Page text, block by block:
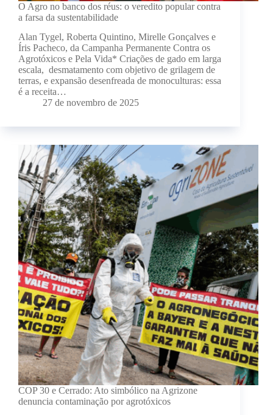
O Agro no banco dos réus: o veredito popular contra
a farsa da sustentabilidade
Alan Tygel, Roberta Quintino, Mirelle Gonçalves e
Íris Pacheco, da Campanha Permanente Contra os
Agrotóxicos e Pela Vida* Criações de gado em larga
escala, desmatamento com objetivo de grilagem de
terras, e expansão desenfreada de monoculturas: essa
é a receita…
27 de novembro de 2025
COP 30 e Cerrado: Ato simbólico na Agrizone
denuncia contaminação por agrotóxicos